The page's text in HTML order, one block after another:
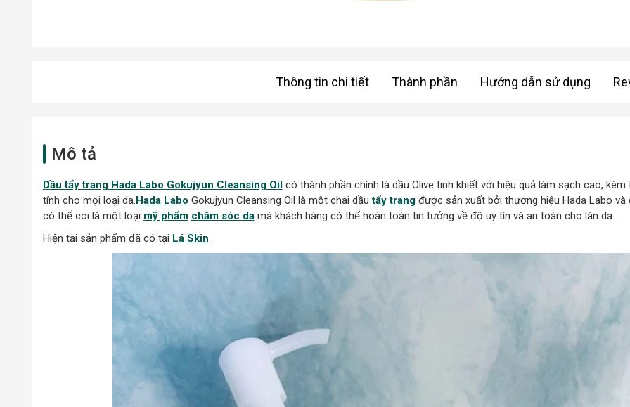
Thông tin chi tiết Thành phần Hướng dẫn sử dụng
Mô tả
Dầu tẩy trang Hada Labo Gokujyun Cleansing Oil có thành phần chính là dầu Olive tinh khiết với hiệu quả làm sạch cao,
tính cho mọi loại da.Hada Labo Gokujyun Cleansing Oil là một chai dầutẩy trangđược sản xuất bởi thương hiệu Hada Labo
có thể coi là một loại mỹ phẩm chăm sóc damà khách hàng có thể hoàn toàn tin tưởng về độ uy tín và an toàn cho làn da.
Hiện tại sản phẩm đã có tại Lá Skin.